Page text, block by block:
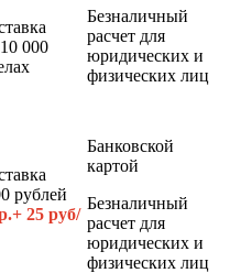
000
Безналичный
расчет для
юридических и
физических лиц
рублей
25 руб/
Банковской
картой
Безналичный
расчет для
юридических и
физических лиц